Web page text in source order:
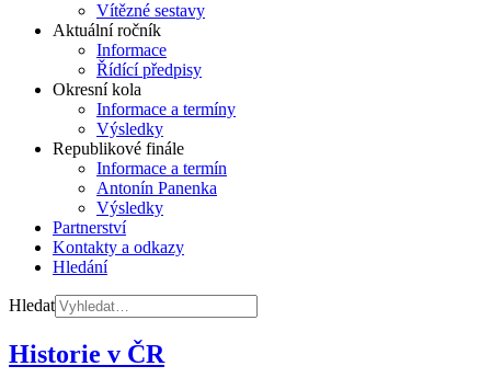
Vítězné sestavy
Aktuální ročník
Informace
Řídící předpisy
Okresní kola
Informace a termíny
Výsledky
Republikové finále
Informace a termín
Antonín Panenka
Výsledky
Partnerství
Kontakty a odkazy
Hledání
Hledat
Historie v ČR